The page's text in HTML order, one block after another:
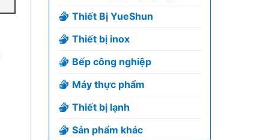
Thiết Bị YueShun
Thiết bị inox
Bếp công nghiệp
Máy thực phẩm
Thiết bị lạnh
Sản phẩm khác